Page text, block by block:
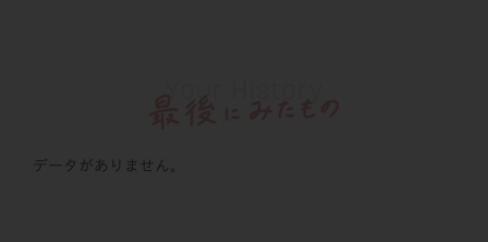
データがありません。